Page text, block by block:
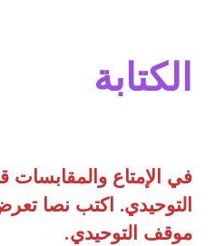
الكتابة
في الإمتاع والمقابسات
التوحيدي. اكتب نصا
موقف التوحيدي.